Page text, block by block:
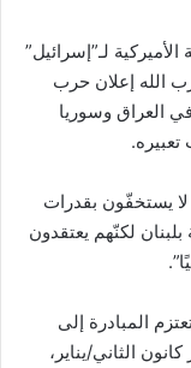
لـ”إسرائيل”
الله إعلان حرب
العراق وسوريا
لا يستخفّون بقدرات
لكنّهم يعتقدون
المبادرة إلى
الثاني/يناير،